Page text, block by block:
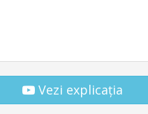
Vezi explicația